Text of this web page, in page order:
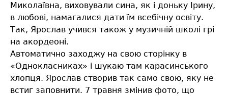
Миколаївна, виховували сина, як і доньку Ірину,
в любові, намагалися дати їм всебічну освіту.
Так, Ярослав учився також у музичній школі грі
на акордеоні.
Автоматично заходжу на свою сторінку в
«Однокласниках» і шукаю там карасинського
хлопця. Ярослав створив так само свою, яку не
встиг заповнити. 7 травня змінив фото, що